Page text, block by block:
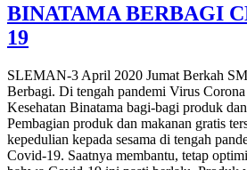
BINATAMA BERBAGI
19
SLEMAN-3 April 2020 Jumat Berkah
Berbagi. Di tengah pandemi Virus
Kesehatan Binatama bagi-bagi produk
Pembagian produk dan makanan gratis
kepedulian kepada sesama di tengah
Covid-19. Saatnya membantu, tetap